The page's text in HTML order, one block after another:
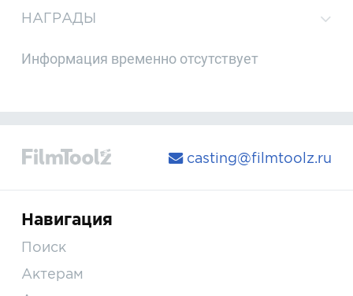
НАГРАДЫ
Информация временно отсутствует
casting@filmtoolz.ru
Навигация
Поиск
Актерам